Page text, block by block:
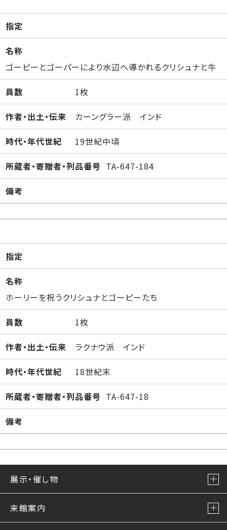
指定
名称
ゴーピーとゴーパーにより水辺へ導かれるクリシュナと牛
員数 1枚
作者・出土・伝来 カーングラー派 インド
時代・年代世紀 19世紀中頃
所蔵者・寄贈者・列品番号 TA-647-184
備考
指定
名称
ホーリーを祝うクリシュナとゴーピーたち
員数 1枚
作者・出土・伝来 ラクナウ派 インド
時代・年代世紀 18世紀末
所蔵者・寄贈者・列品番号 TA-647-18
備考
展示・催し物
来館案内